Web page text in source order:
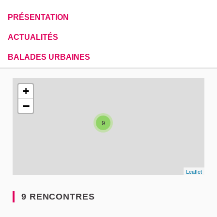
PRÉSENTATION
ACTUALITÉS
BALADES URBAINES
L'élément suivant est une carte qui présente les
9
+
−
Leaflet
9 RENCONTRES